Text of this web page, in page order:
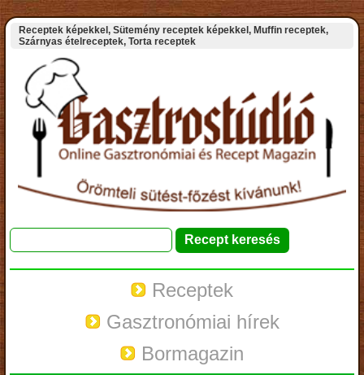
Receptek képekkel, Sütemény receptek képekkel, Muffin receptek,
Szárnyas ételreceptek, Torta receptek
Receptek
Gasztronómiai hírek
Bormagazin